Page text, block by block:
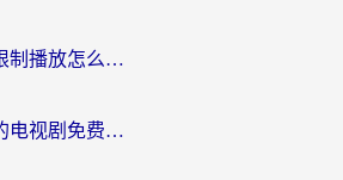
央视影音海外地区限制播放怎么办？海外华人必看的追剧自由指南
在国外怎么看国内的电视剧免费？3个关键步骤+1款靠谱加速器帮你搞定